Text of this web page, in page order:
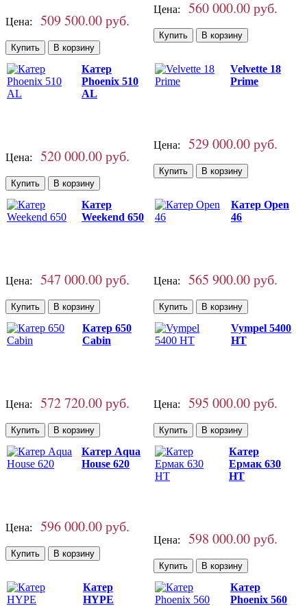
Цена: 509 500.00 руб.
Цена: 560 000.00 руб.
Катер
Phoenix 510
AL
Цена: 520 000.00 руб.
Velvette 18
Prime
Цена: 529 000.00 руб.
Катер
Weekend 650
Цена: 547 000.00 руб.
Катер Open
46
Цена: 565 900.00 руб.
Катер 650
Cabin
Цена: 572 720.00 руб.
Vympel 5400
HT
Цена: 595 000.00 руб.
Катер Aqua
House 620
Цена: 596 000.00 руб.
Катер
Ермак 630
HT
Цена: 598 000.00 руб.
Катер
HYPE
Катер
Phoenix 560